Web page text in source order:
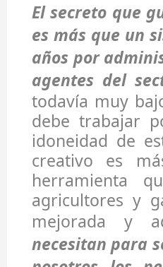
El secreto que
es más que un
años por
agentes del
todavía muy
debe trabajar
idoneidad de
creativo es
herramienta
agricultores y
mejorada y
necesitan para